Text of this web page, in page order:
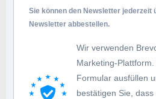
Sie können den Newsletter jederzeit
Newsletter abbestellen.
Wir verwenden
Marketing-
Formular ausfüllen
bestätigen Sie,